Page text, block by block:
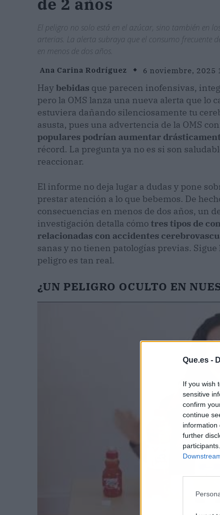
Que.es -
If you wish
sensitive
confirm
continue
information
further
El peligro no solo está en el azúcar, sino también en
arterias. La alerta subraya que el consumo frecuente
en menos de dos años.
Ana Carina Rodríguez 6 noviembre, 2025
Haybebidas que parecen inofensivas,
pero la OMS lanza una nueva alerta que lo
estuviera dañando silenciosamente tu
asusta, pues una advertencia de la OMS
populares podrían aumentar
récord. La pregunta ya no es si son
reaccionar.
El informe no deja lugar a dudas y pone
prestar atención a lo que bebemos. De
consecuencias en menos de dos años, un
investigación detalla cómo tres tipos de
relacionadas con accidentes
sanas y no tienen patologías previas.
peligro es tan real.
¿UN PELIGRO OCULTO EN